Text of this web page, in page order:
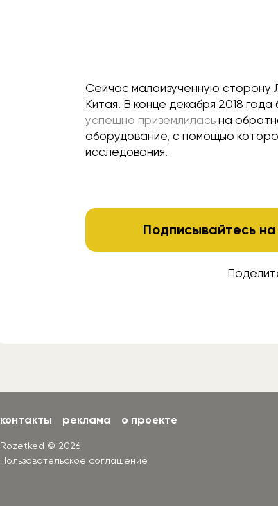
Сейчас малоизученную сторону
Китая. В конце декабря 2018
успешно приземлилась на
оборудование, с помощью
исследования.
Подписывайтесь
контакты реклама о проекте
Rozetked © 2026
Пользовательское соглашение